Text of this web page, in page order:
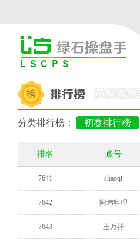
分类排行榜： 初赛排行榜
排名 账号
7641 shaoqi
7642 阿炜料理
7643 王万祥